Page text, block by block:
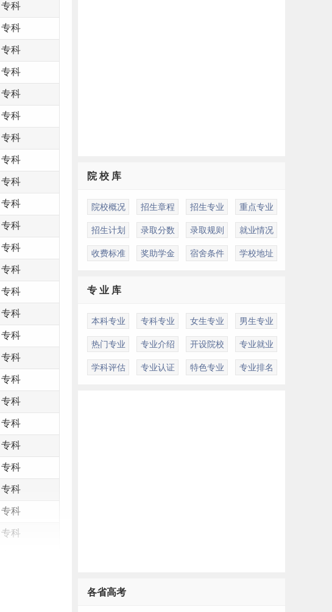
专科
专科
专科
专科
专科
专科
专科
专科
专科
专科
专科
专科
专科
专科
专科
专科
专科
专科
专科
专科
专科
专科
专科
专科
专科
院 校 库
院校概况 招生章程 招生专业 重点专业
招生计划 录取分数 录取规则 就业情况
收费标准 奖助学金 宿舍条件 学校地址
专 业 库
本科专业 专科专业 女生专业 男生专业
热门专业 专业介绍 开设院校 专业就业
学科评估 专业认证 特色专业 专业排名
各省高考